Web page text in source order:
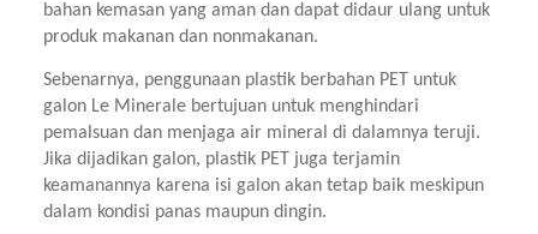
bahan kemasan yang aman dan dapat didaur ulang untuk
produk makanan dan nonmakanan.
Sebenarnya, penggunaan plastik berbahan PET untuk
galon Le Minerale bertujuan untuk menghindari
pemalsuan dan menjaga air mineral di dalamnya teruji.
Jika dijadikan galon, plastik PET juga terjamin
keamanannya karena isi galon akan tetap baik meskipun
dalam kondisi panas maupun dingin.